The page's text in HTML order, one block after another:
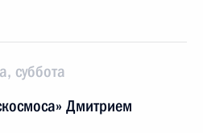
суббота
Дмитрием